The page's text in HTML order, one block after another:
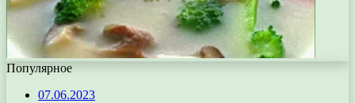
Популярное
07.06.2023